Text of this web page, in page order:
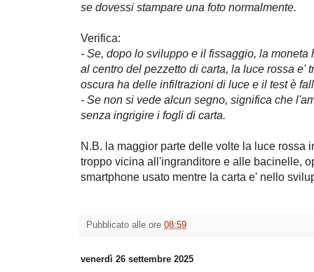
se dovessi stampare una foto normalmente.
Verifica:
- Se, dopo lo sviluppo e il fissaggio, la
al centro del pezzetto di carta, la luce rossa e'
oscura ha delle infiltrazioni di luce e il test è
- Se non si vede alcun segno, significa che
senza ingrigire i fogli di carta.
N.B. la maggior parte delle volte la luce rossa
troppo vicina all'ingranditore e alle bacinelle,
smartphone usato mentre la carta e' nello
Pubblicato alle ore 08:59
venerdì 26 settembre 2025